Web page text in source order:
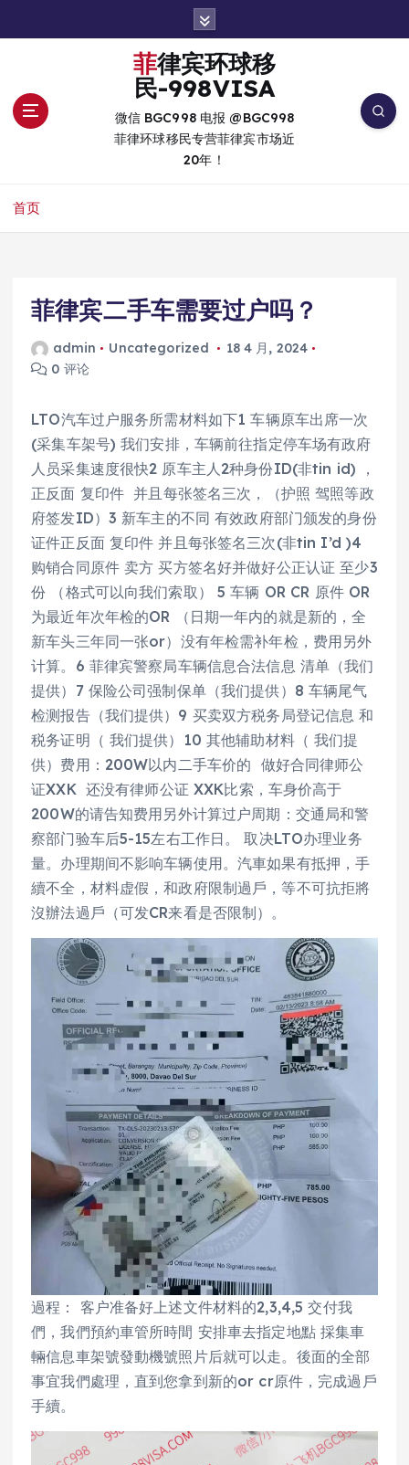
菲律宾环球移
民-998VISA
微信 BGC998 电报 @BGC998
菲律环球移民专营菲律宾市场近
20年！
首页
菲律宾二手车需要过户吗？
admin Uncategorized
18 4 月, 2024
0 评论
LTO汽车过户服务所需材料如下1 车辆原车出席一次
(采集车架号) 我们安排，车辆前往指定停车场有政府
人员采集速度很快2 原车主人2种身份ID(非tin id) ，
正反面 复印件 并且每张签名三次，（护照 驾照等政
府签发ID）3 新车主的不同 有效政府部门颁发的身份
证件正反面 复印件 并且每张签名三次(非tin I’d )4
购销合同原件 卖方 买方签名好并做好公正认证 至少3
份 （格式可以向我们索取） 5 车辆 OR CR 原件 OR
为最近年次年检的OR （日期一年内的就是新的，全
新车头三年同一张or）没有年检需补年检，费用另外
计算。6 菲律宾警察局车辆信息合法信息 清单（我们
提供）7 保险公司强制保单（我们提供）8 车辆尾气
检测报告（我们提供）9 买卖双方税务局登记信息 和
税务证明（ 我们提供）10 其他辅助材料（ 我们提
供）费用：200W以内二手车价的 做好合同律师公
证XXK 还没有律师公证 XXK比索，车身价高于
200W的请告知费用另外计算过户周期：交通局和警
察部门验车后5-15左右工作日。 取决LTO办理业务
量。办理期间不影响车辆使用。汽車如果有抵押，手
續不全，材料虚假，和政府限制過戶，等不可抗拒將
沒辦法過戶（可发CR来看是否限制）。
過程： 客户准备好上述文件材料的2,3,4,5 交付我
們，我們預約車管所時間 安排車去指定地點 採集車
輛信息車架號發動機號照片后就可以走。後面的全部
事宜我們處理，直到您拿到新的or cr原件，完成過戶
手續。